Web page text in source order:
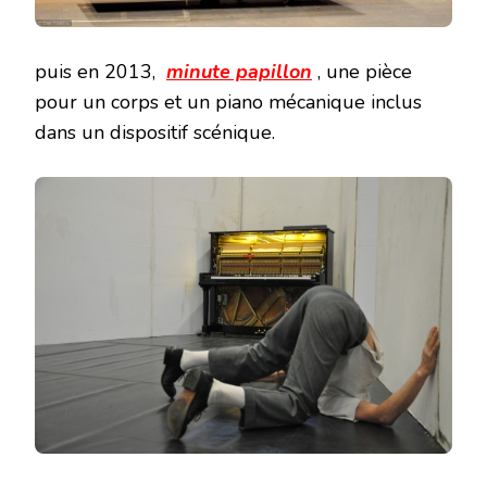
puis en 2013, minute papillon , une pièce
pour un corps et un piano mécanique inclus
dans un dispositif scénique.